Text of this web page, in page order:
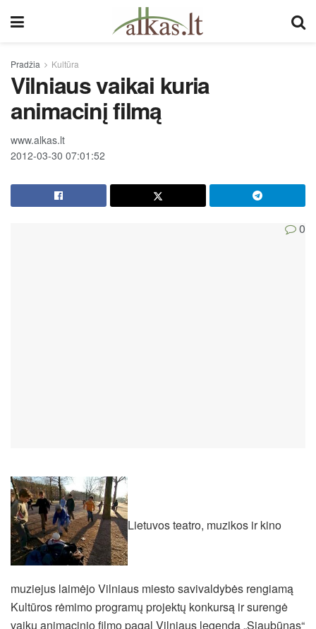
Pradžia Kultūra
Vilniaus vaikai kuria
animacinį filmą
www.alkas.lt
2012-03-30 07:01:52
0
Lietuvos teatro, muzikos ir kino
muziejus laimėjo Vilniaus miesto savivaldybės rengiamą
Kultūros rėmimo programų projektų konkursą ir surengė
vaikų animacinio filmo pagal Vilniaus legendą „Siaubūnas“